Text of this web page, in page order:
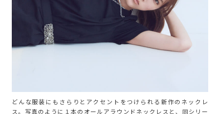
どんな服装にもさらりとアクセントをつけられる新作のネックレ
ス。写真のように１本のオールアラウンドネックレスと、同シリー